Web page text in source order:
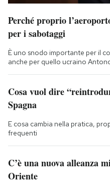
Perché proprio
per i sabotaggi
È uno snodo importante per il
anche per quello ucraino
Cosa vuol dire
Spagna
E cosa cambia nella pratica,
frequenti
C’è una nuova alleanza
Oriente